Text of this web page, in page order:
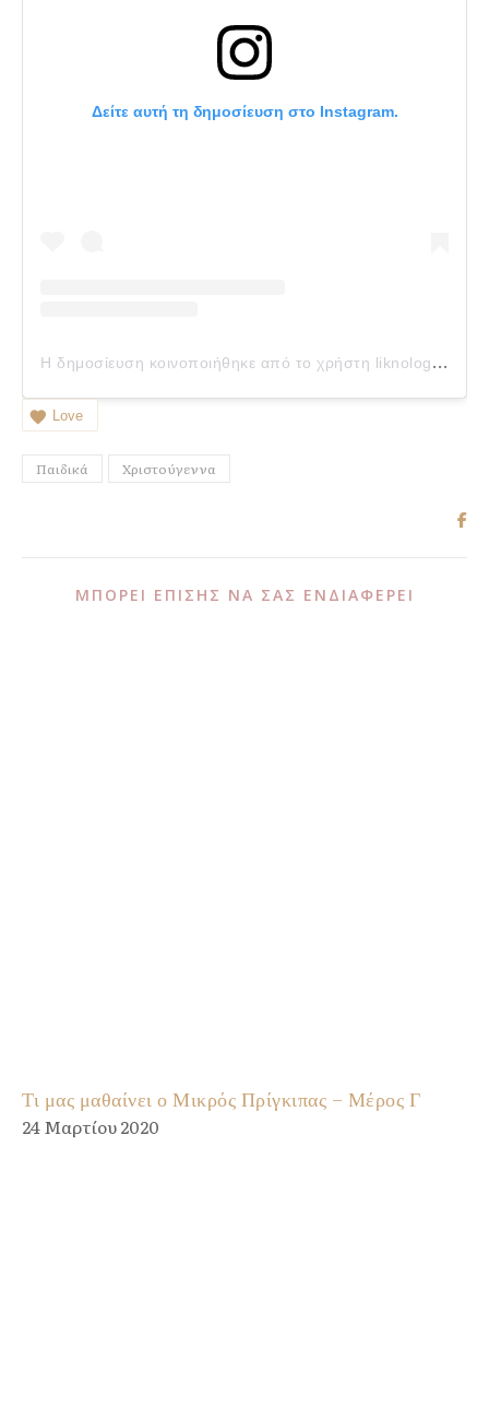
Δείτε αυτή τη δημοσίευση στο Instagram.
Η
δημοσίευση κοινοποιήθηκε από το χρήστη liknologio (@liknologio.gr)
Love
Παιδικά Χριστούγεννα
ΜΠΟΡΕΊ ΕΠΊΣΗΣ ΝΑ ΣΑΣ ΕΝΔΙΑΦΈΡΕΙ
Τι μας μαθαίνει ο Μικρός Πρίγκιπας – Μέρος Γ
24 Μαρτίου 2020